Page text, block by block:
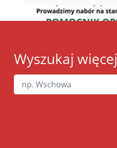
Wyszukaj więcej